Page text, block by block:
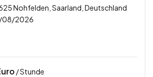
Nohfelden, Saarland, Deutschland
2026
/ Stunde